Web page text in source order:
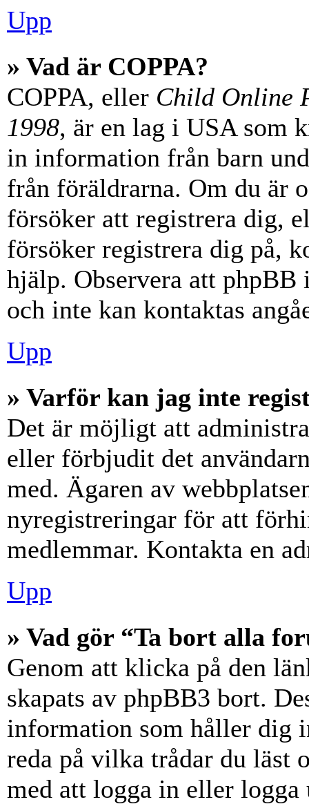
Upp
» Vad är COPPA?
COPPA, eller Child Online
1998, är en lag i USA som
in information från barn
från föräldrarna. Om du är
försöker att registrera dig,
försöker registrera dig på,
hjälp. Observera att
och inte kan kontaktas
Upp
» Varför kan jag inte
Det är möjligt att
eller förbjudit det
med. Ägaren av
nyregistreringar för att
medlemmar. Kontakta en
Upp
» Vad gör “Ta bort alla
Genom att klicka på den
skapats av phpBB3 bort.
information som håller dig
reda på vilka trådar du läst
med att logga in eller